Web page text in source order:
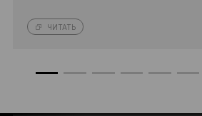
ЧИТАТЬ